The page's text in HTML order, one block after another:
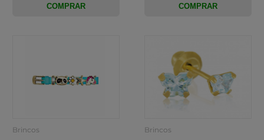
COMPRAR COMPRAR
Brincos Brincos